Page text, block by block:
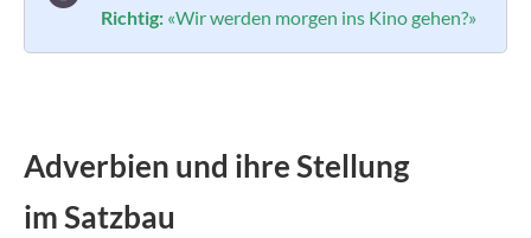
Richtig: «Wir werden morgen ins Kino gehen?»
Adverbien und ihre Stellung
im Satzbau